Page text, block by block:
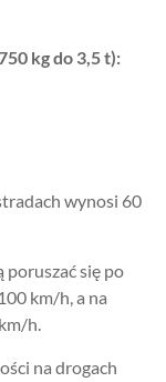
kg do 3,5 t):
wynosi 60
poruszać się po
km/h, a na
h.
na drogach